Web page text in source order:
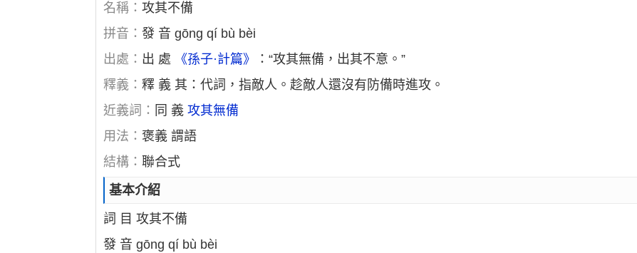
名稱：攻其不備
拼音：發 音 gōng qí bù bèi
出處： 出 處 《孫子·計篇》
：“攻其無備，出其不意。”
釋義：釋 義 其：代詞，指敵人。趁敵人還沒有防備時進攻。
近義詞： 同 義 攻其無備
用法： 褒義 謂語
結構：聯合式
基本介紹
詞 目 攻其不備
發 音 gōng qí bù bèi